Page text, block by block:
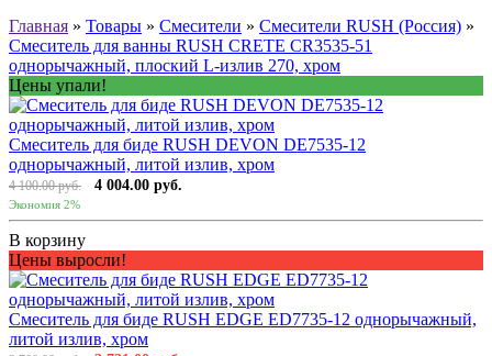
Главная » Товары » Смесители » Смесители RUSH (Россия) »
Смеситель для ванны RUSH CRETE CR3535-51
однорычажный, плоский L-излив 270, хром
Цены упали!
Смеситель для биде RUSH DEVON DE7535-12
однорычажный, литой излив, хром
4 100.00 руб. 4 004.00 руб.
Экономия 2%
В корзину
Цены выросли!
Смеситель для биде RUSH EDGE ED7735-12 однорычажный,
литой излив, хром